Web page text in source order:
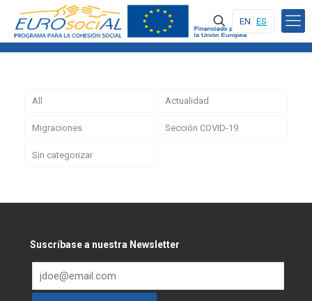
EN ES
All Actualidad
Migraciones Sección COVID-19
Sin categorizar
Suscríbase a nuestra Newsletter